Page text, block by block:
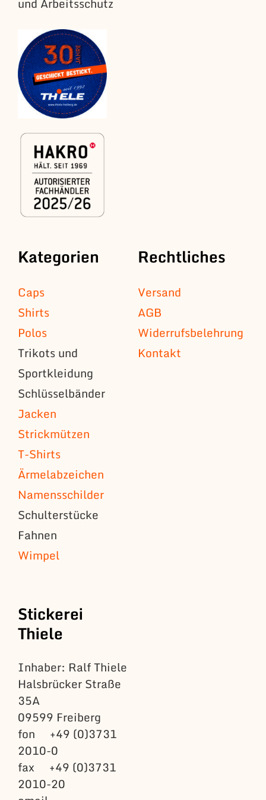
Kategorien
Caps
Shirts
Polos
Trikots und
Sportkleidung
Schlüsselbänder
Jacken
Strickmützen
T-Shirts
Ärmelabzeichen
Namensschilder
Schulterstücke
Fahnen
Wimpel
Rechtliches
Versand
AGB
Widerrufsbelehrung
Kontakt
Stickerei
Thiele
Inhaber: Ralf Thiele
Halsbrücker Straße
35A
09599 Freiberg
fon +49 (0)3731
2010-0
fax +49 (0)3731
2010-20